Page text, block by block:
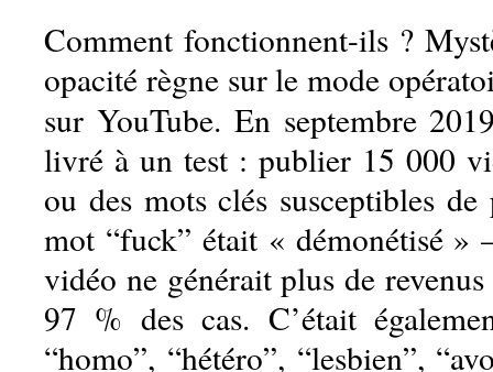
Comment fonctionnent-ils ?
opacité règne sur le mode
sur YouTube. En septembre
livré à un test : publier 15 000
ou des mots clés susceptibles
mot “fuck” était « démonétisé »
vidéo ne générait plus de
97 % des cas. C’était
“homo”, “hétéro”, “lesbien”,